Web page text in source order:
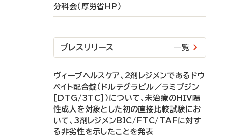
分科会（厚労省HP）
プレスリリース 一覧
ヴィーブヘルスケア、2剤レジメンであるドウ
ベイト配合錠（ドルテグラビル／ラミブジン
［DTG/3TC］）について、未治療のHIV陽
性成人を対象とした初の直接比較試験にお
いて、3剤レジメンBIC/FTC/TAFに対す
る非劣性を示したことを発表